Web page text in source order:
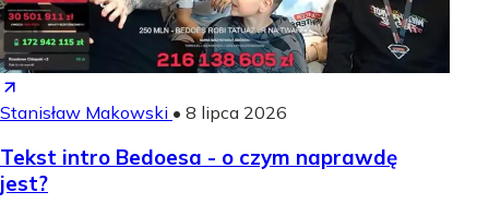
Stanisław Makowski • 8 lipca 2026
Tekst intro Bedoesa - o czym naprawdę
jest?